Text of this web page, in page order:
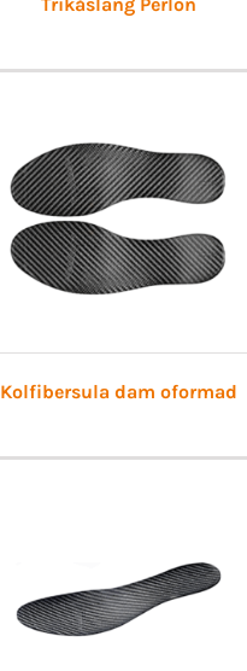
Trikåslang Perlon
Kolfibersula dam oformad